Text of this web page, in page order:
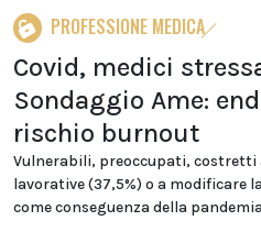
PROFESSIONE MEDICA
Covid, medici
Sondaggio Ame:
rischio burnout
Vulnerabili, preoccupati, costretti
lavorative (37,5%) o a
come conseguenza della